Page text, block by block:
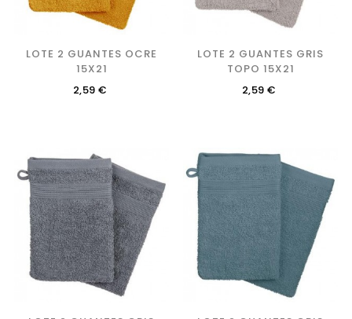
LOTE 2 GUANTES OCRE
15X21
Precio
2,59 €
LOTE 2 GUANTES GRIS
TOPO 15X21
Precio
2,59 €